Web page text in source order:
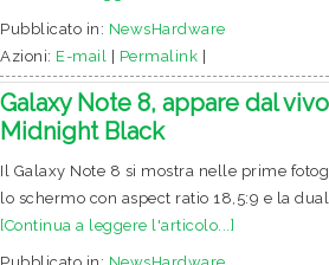
Pubblicato in: NewsHardware
Azioni: E-mail Permalink
Galaxy Note 8, appare dal
Midnight Black
Il Galaxy Note 8 si mostra nelle prime
lo schermo con aspect ratio 18,5:9 e la
[Continua a leggere l'articolo...]